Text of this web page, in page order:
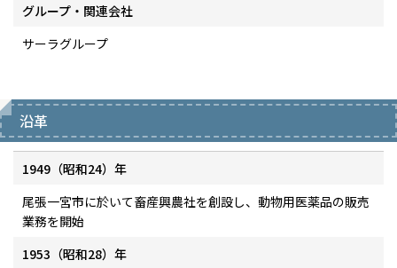
グループ・関連会社
サーラグループ
沿革
1949（昭和24）年
尾張一宮市に於いて畜産興農社を創設し、動物用医薬品の販売
業務を開始
1953（昭和28）年